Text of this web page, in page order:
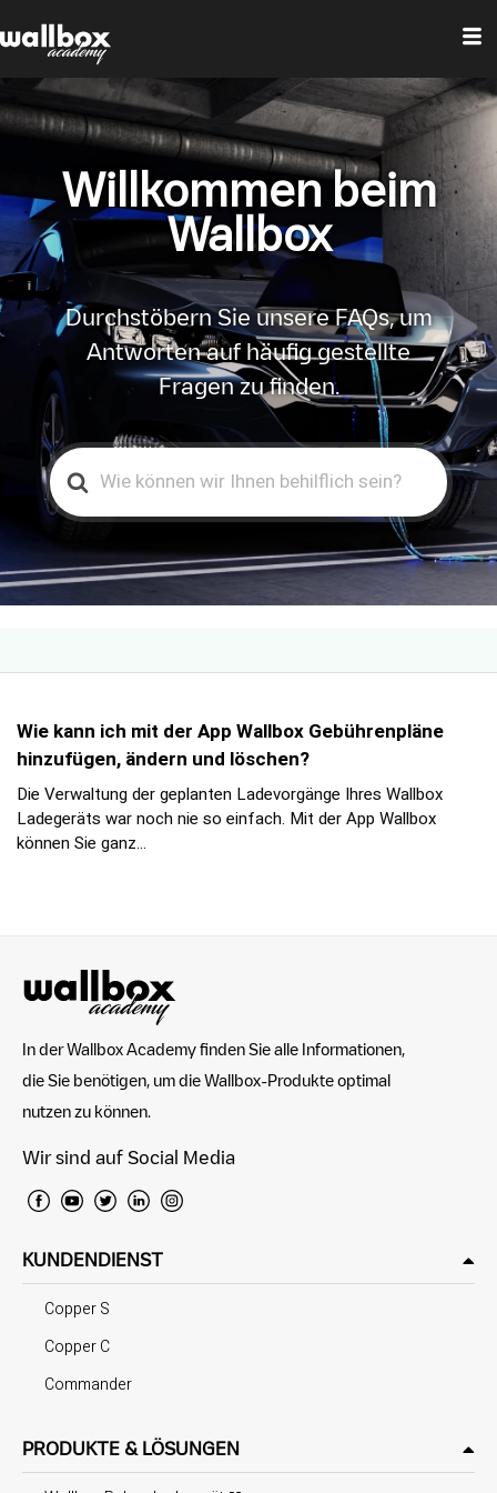
Willkommen beim
Wallbox
Durchstöbern Sie unsere FAQs, um
Antworten auf häufig gestellte
Fragen zu finden.
Search
For
Wie kann ich mit der App Wallbox Gebührenpläne
hinzufügen, ändern und löschen?
Die Verwaltung der geplanten Ladevorgänge Ihres Wallbox
Ladegeräts war noch nie so einfach. Mit der App Wallbox
können Sie ganz...
In der Wallbox Academy finden Sie alle Informationen,
die Sie benötigen, um die Wallbox-Produkte optimal
nutzen zu können.
Wir sind auf Social Media
KUNDENDIENST
Copper S
Copper C
Commander
PRODUKTE & LÖSUNGEN